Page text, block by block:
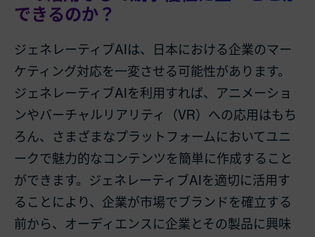
できるのか？
ジェネレーティブAIは、日本における企業のマー
ケティング対応を一変させる可能性があります。
ジェネレーティブAIを利用すれば、アニメーショ
ンやバーチャルリアリティ（VR）への応用はもち
ろん、さまざまなプラットフォームにおいてユニ
ークで魅力的なコンテンツを簡単に作成すること
ができます。ジェネレーティブAIを適切に活用す
ることにより、企業が市場でブランドを確立する
前から、オーディエンスに企業とその製品に興味